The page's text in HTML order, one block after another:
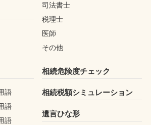
司法書士
税理士
医師
その他
語
語
語
相続危険度チェック
相続税額シミュレーション
遺言ひな形